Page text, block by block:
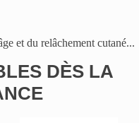
et du relâchement cutané...
DÈS LA